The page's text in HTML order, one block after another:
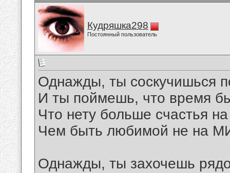
Кудряшка298
Постоянный пользователь
Однажды, ты соскучишься
И ты поймешь, что время
Что нету больше счастья
Чем быть любимой не на
Однажды, ты захочешь